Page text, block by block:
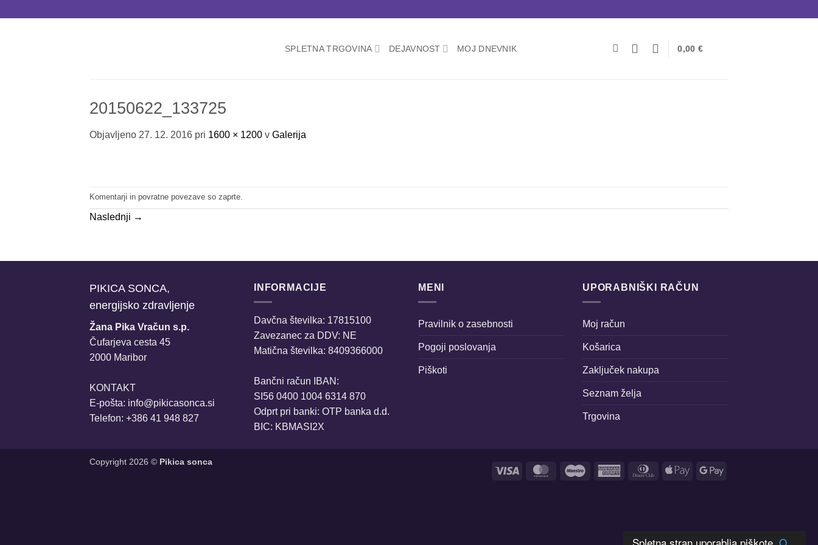
SPLETNA TRGOVINA DEJAVNOST MOJ DNEVNIK 0,00 €
20150622_133725
Objavljeno 27. 12. 2016 pri 1600 × 1200 v Galerija
Komentarji in povratne povezave so zaprte.
Naslednji →
PIKICA SONCA,
energijsko zdravljenje
Žana Pika Vračun s.p.
Čufarjeva cesta 45
2000 Maribor
KONTAKT
E-pošta: info@pikicasonca.si
Telefon: +386 41 948 827
INFORMACIJE
Davčna številka: 17815100
Zavezanec za DDV: NE
Matična številka: 8409366000
Bančni račun IBAN:
SI56 0400 1004 6314 870
Odprt pri banki: OTP banka d.d.
BIC: KBMASI2X
MENI
Pravilnik o zasebnosti
Pogoji poslovanja
Piškoti
UPORABNIŠKI RAČUN
Moj račun
Košarica
Zaključek nakupa
Seznam želja
Trgovina
Visa MasterCardMaestro
American
Dinners Apple
Google
Copyright 2026 © Pikica sonca